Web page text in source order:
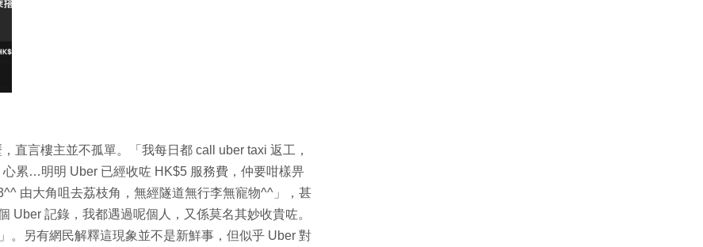
直言樓主並不孤單。「我每日都 call uber taxi 返工，
累…明明 Uber 已經收咗 HK$5 服務費，仲要咁樣畀
由大角咀去荔枝角，無經隧道無行李無寵物^^」，甚
Uber 記錄，我都遇過呢個人，又係莫名其妙收貴咗。
。另有網民解釋這現象並不是新鮮事，但似乎 Uber 對